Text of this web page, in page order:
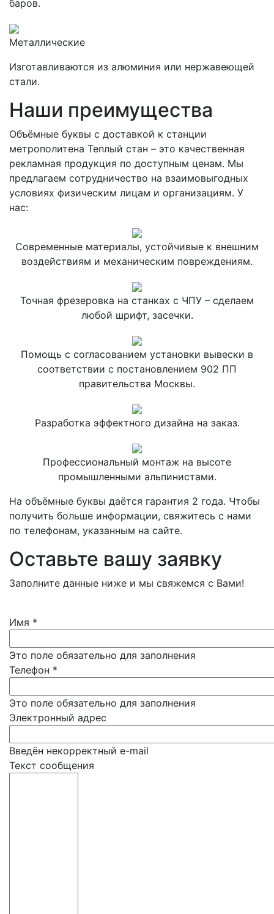
баров.
Металлические
Изготавливаются из алюминия или нержавеющей
стали.
Наши преимущества
Объёмные буквы с доставкой к станции
метрополитена Теплый стан – это качественная
рекламная продукция по доступным ценам. Мы
предлагаем сотрудничество на взаимовыгодных
условиях физическим лицам и организациям. У
нас:
Современные материалы, устойчивые к внешним
воздействиям и механическим повреждениям.
Точная фрезеровка на станках с ЧПУ – сделаем
любой шрифт, засечки.
Помощь с согласованием установки вывески в
соответствии с постановлением 902 ПП
правительства Москвы.
Разработка эффектного дизайна на заказ.
Профессиональный монтаж на высоте
промышленными альпинистами.
На объёмные буквы даётся гарантия 2 года. Чтобы
получить больше информации, свяжитесь с нами
по телефонам, указанным на сайте.
Оставьте вашу заявку
Заполните данные ниже и мы свяжемся с Вами!
Имя *
Это поле обязательно для заполнения
Телефон *
Это поле обязательно для заполнения
Электронный адрес
Введён некорректный e-mail
Текст сообщения